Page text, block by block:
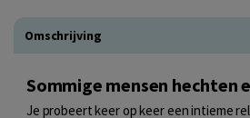
Omschrijving
Sommige mensen hechten
Je probeert keer op keer een intieme